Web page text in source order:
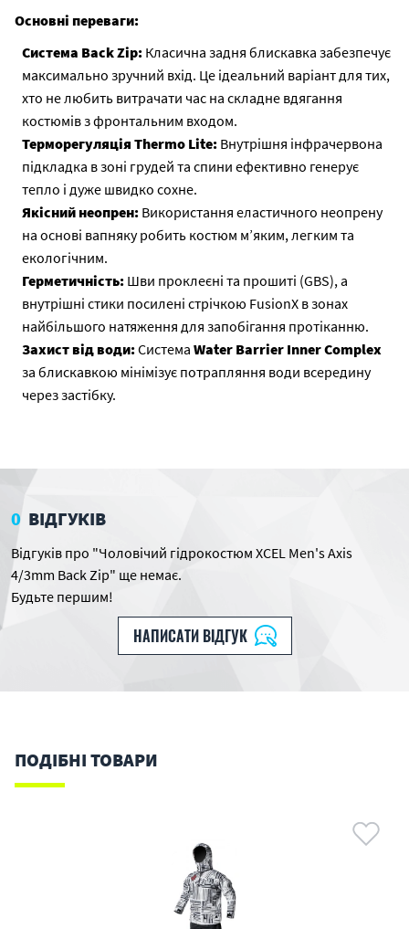
Основні переваги:
Система Back Zip: Класична задня блискавка забезпечує
максимально зручний вхід. Це ідеальний варіант для тих,
хто не любить витрачати час на складне вдягання
костюмів з фронтальним входом.
Терморегуляція Thermo Lite: Внутрішня інфрачервона
підкладка в зоні грудей та спини ефективно генерує
тепло і дуже швидко сохне.
Якісний неопрен: Використання еластичного неопрену
на основі вапняку робить костюм м’яким, легким та
екологічним.
Герметичність: Шви проклеєні та прошиті (GBS), а
внутрішні стики посилені стрічкою FusionX в зонах
найбільшого натяження для запобігання протіканню.
Захист від води:Система Water Barrier Inner Complex
за блискавкою мінімізує потрапляння води всередину
через застібку.
0 ВІДГУКІВ
Відгуків про "Чоловічий гідрокостюм XCEL Men's Axis
4/3mm Back Zip" ще немає.
Будьте першим!
НАПИСАТИ ВІДГУК
ПОДІБНІ ТОВАРИ